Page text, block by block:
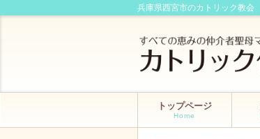
兵庫県西宮市のカトリック教会
トップページ
Home